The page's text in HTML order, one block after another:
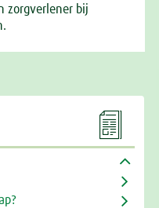
zorgverlener bij
